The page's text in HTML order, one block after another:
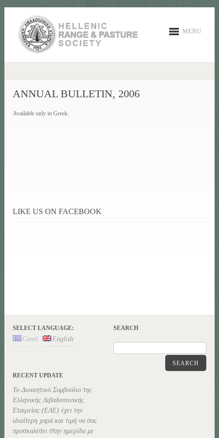
MENU
ANNUAL BULLETIN, 2006
Available only in Greek.
LIKE US ON FACEBOOK
SELECT LANGUAGE:
Greek English
SEARCH
SEARCH
RECENT UPDATE
Το Διοικητικό Συμβούλιο της
Ελληνικής Λιβαδοπονικής
Εταιρείας (ΕΛΕ) έχει την
ιδιαίτερη χαρά και τιμή να σας
προσκαλέσει στην ημερίδα με